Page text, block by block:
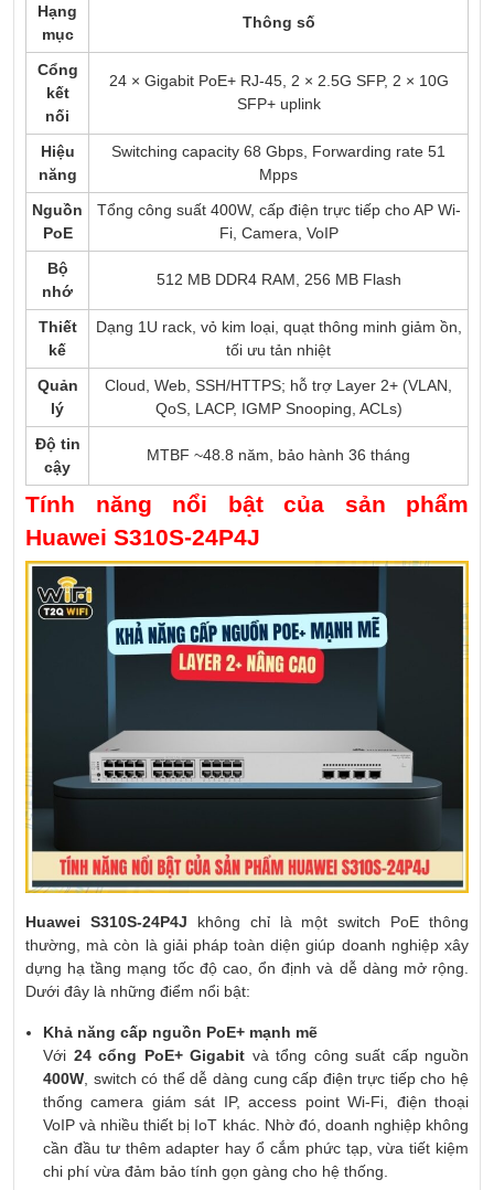
Hạng
mục
Thông số
Cổng
kết
nối
24 × Gigabit PoE+ RJ-45, 2 × 2.5G SFP, 2 × 10G
SFP+ uplink
Hiệu
năng
Switching capacity 68 Gbps, Forwarding rate 51
Mpps
Nguồn
PoE
Tổng công suất 400W, cấp điện trực tiếp cho AP Wi-
Fi, Camera, VoIP
Bộ
nhớ
512 MB DDR4 RAM, 256 MB Flash
Thiết
kế
Dạng 1U rack, vỏ kim loại, quạt thông minh giảm ồn,
tối ưu tản nhiệt
Quản
lý
Cloud, Web, SSH/HTTPS; hỗ trợ Layer 2+ (VLAN,
QoS, LACP, IGMP Snooping, ACLs)
Độ tin
cậy
MTBF ~48.8 năm, bảo hành 36 tháng
Tính năng nổi bật của sản phẩm
Huawei S310S-24P4J
Huawei S310S-24P4J không chỉ là một switch PoE thông
thường, mà còn là giải pháp toàn diện giúp doanh nghiệp xây
dựng hạ tầng mạng tốc độ cao, ổn định và dễ dàng mở rộng.
Dưới đây là những điểm nổi bật:
Khả năng cấp nguồn PoE+ mạnh mẽ
Với 24 cổng PoE+ Gigabit và tổng công suất cấp nguồn
400W, switch có thể dễ dàng cung cấp điện trực tiếp cho hệ
thống camera giám sát IP, access point Wi-Fi, điện thoại
VoIP và nhiều thiết bị IoT khác. Nhờ đó, doanh nghiệp không
cần đầu tư thêm adapter hay ổ cắm phức tạp, vừa tiết kiệm
chi phí vừa đảm bảo tính gọn gàng cho hệ thống.